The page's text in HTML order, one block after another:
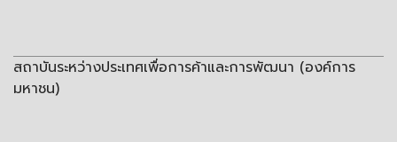
สถาบันระหว่างประเทศเพื่อการค้าและการพัฒนา (องค์การ
มหาชน)